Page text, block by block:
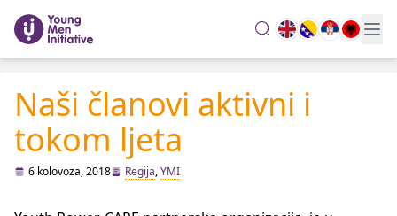
search
Naši članovi aktivni i
tokom ljeta
6 kolovoza, 2018 Regija,YMI